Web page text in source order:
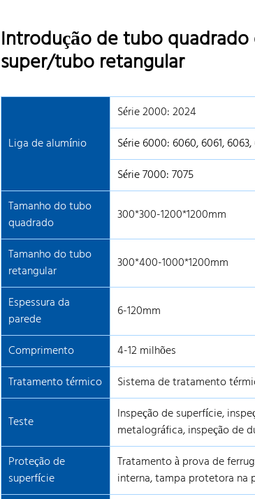
Introdução de tubo
super/tubo retangular
Liga de alumínio
Série 2000: 2024
Série 6000: 6060, 6061,
Série 7000: 7075
Tamanho do tubo
quadrado
300*300-1200*1200mm
Tamanho do tubo
retangular
300*400-1000*1200mm
Espessura da
parede
6-120mm
Comprimento
4-12 milhões
Tratamento térmico
Sistema de tratamento
Teste
Inspeção de superfície,
metalográfica, inspeção de
Proteção de
superfície
Tratamento à prova de
interna, tampa protetora na